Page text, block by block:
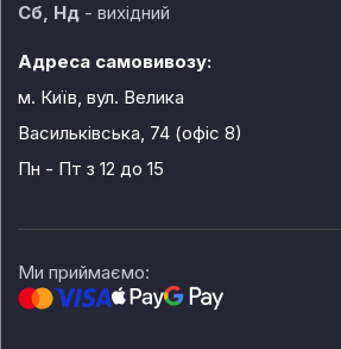
Сб, Нд - вихідний
Адреса самовивозу:
м. Київ, вул. Велика
Васильківська, 74 (офіс 8)
Пн - Пт з 12 до 15
Ми приймаємо: